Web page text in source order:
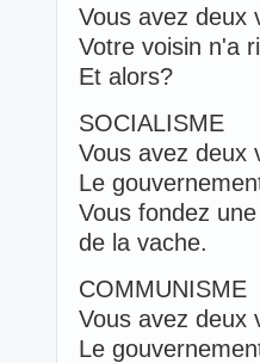
Vous avez deux
Votre voisin n'a
Et alors?
SOCIALISME
Vous avez deux
Le
Vous fondez
de la vache.
COMMUNISME
Vous avez deux
Le